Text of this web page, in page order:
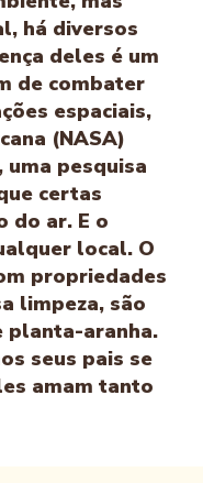
há diversos
deles é um
de combater
espaciais,
(NASA)
pesquisa
certas
do ar. E o
local. O
propriedades
limpeza, são
planta-aranha.
seus pais se
amam tanto